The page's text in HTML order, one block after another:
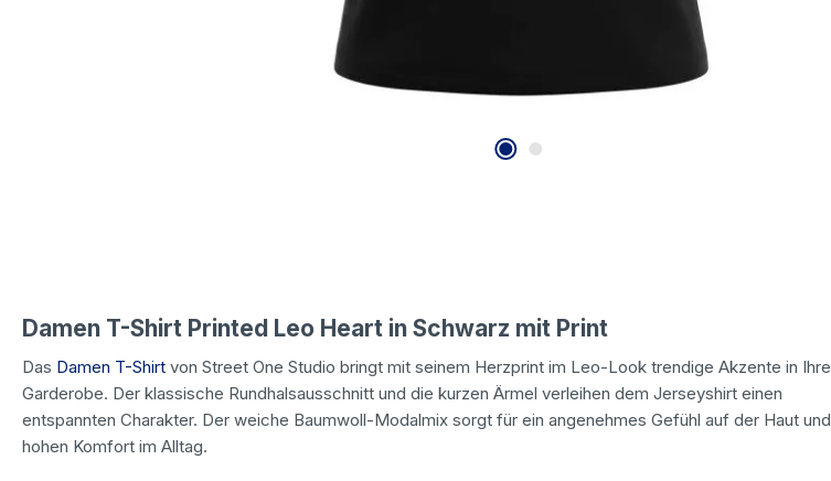
Damen T-Shirt Printed Leo Heart in Schwarz mit Print
Das Damen T-Shirt von Street One Studio bringt mit seinem Herzprint im Leo-Look trendige Akzente in Ihre
Garderobe. Der klassische Rundhalsausschnitt und die kurzen Ärmel verleihen dem Jerseyshirt einen
entspannten Charakter. Der weiche Baumwoll-Modalmix sorgt für ein angenehmes Gefühl auf der Haut und
hohen Komfort im Alltag.